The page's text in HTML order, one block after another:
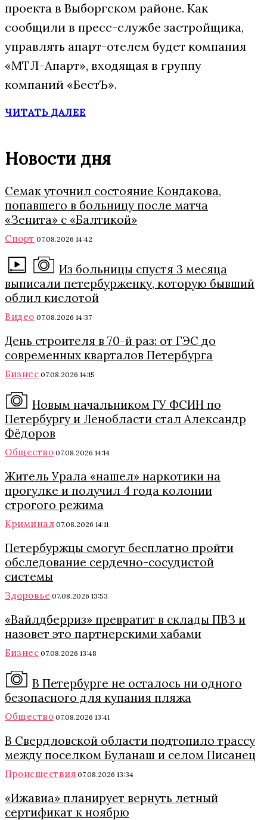
проекта в Выборгском районе. Как
сообщили в пресс-службе застройщика,
управлять апарт-отелем будет компания
«МТЛ-Апарт», входящая в группу
компаний «БестЪ».
ЧИТАТЬ ДАЛЕЕ
Новости дня
Семак уточнил состояние Кондакова,
попавшего в больницу после матча
«Зенита» с «Балтикой»
Спорт 07.08.2026 14:42
Из больницы спустя 3 месяца
выписали петербурженку, которую бывший
облил кислотой
Видео 07.08.2026 14:37
День строителя в 70-й раз: от ГЭС до
современных кварталов Петербурга
Бизнес 07.08.2026 14:15
Новым начальником ГУ ФСИН по
Петербургу и Ленобласти стал Александр
Фёдоров
Общество 07.08.2026 14:14
Житель Урала «нашел» наркотики на
прогулке и получил 4 года колонии
строгого режима
Криминал 07.08.2026 14:11
Петербуржцы смогут бесплатно пройти
обследование сердечно-сосудистой
системы
Здоровье 07.08.2026 13:53
«Вайлдберриз» превратит в склады ПВЗ и
назовет это партнерскими хабами
Бизнес 07.08.2026 13:48
В Петербурге не осталось ни одного
безопасного для купания пляжа
Общество 07.08.2026 13:41
В Свердловской области подтопило трассу
между поселком Буланаш и селом Писанец
Происшествия 07.08.2026 13:34
«Ижавиа» планирует вернуть летный
сертификат к ноябрю